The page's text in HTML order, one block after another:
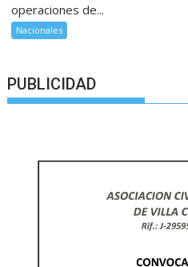
operaciones de...
Nacionales
PUBLICIDAD